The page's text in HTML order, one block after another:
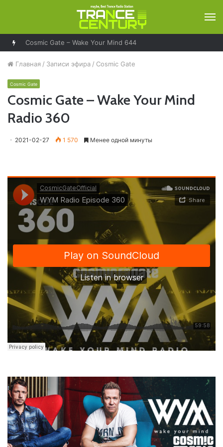
Главная / Записи эфира / Cosmic Gate
Cosmic Gate
Cosmic Gate – Wake Your Mind
Radio 360
2021-02-27 1 570 Менее одной минуты